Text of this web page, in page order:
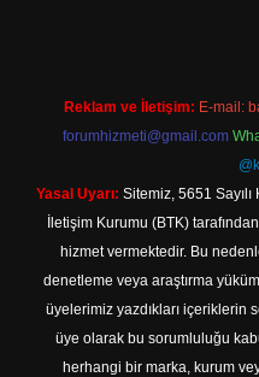
Reklam ve İletişim: E-mail:
forumhizmeti@gmail.com
Yasal Uyarı: Sitemiz, 5651
İletişim Kurumu (BTK)
hizmet vermektedir. Bu
denetleme veya araştırma
üyelerimiz yazdıkları içeriklerin
üye olarak bu sorumluluğu
herhangi bir marka, kurum